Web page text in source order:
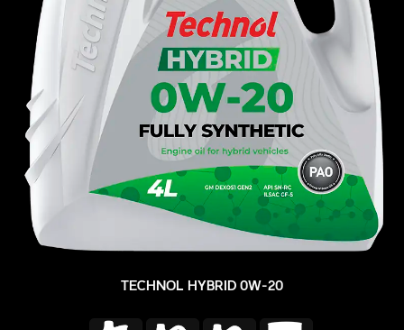
TECHNOL HYBRID 0W-20